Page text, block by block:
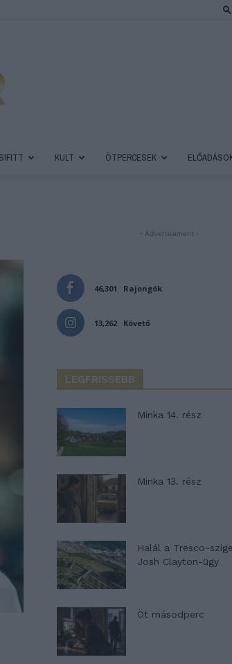
KULT ÖTPERCESEK
- Advertisement -
46,301 Rajongók
13,262 Követő
LEGFRISSEBB
Minka 14. rész
Minka 13. rész
Halál a Tresco-
Josh Clayton-ügy
Öt másodperc